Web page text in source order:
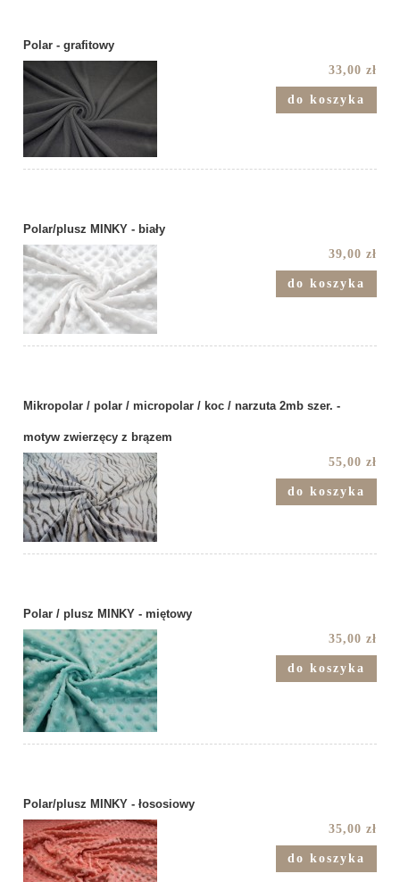
Polar - grafitowy
33,00 zł
do koszyka
Polar/plusz MINKY - biały
39,00 zł
do koszyka
Mikropolar / polar / micropolar / koc / narzuta 2mb szer. -
motyw zwierzęcy z brązem
55,00 zł
do koszyka
Polar / plusz MINKY - miętowy
35,00 zł
do koszyka
Polar/plusz MINKY - łososiowy
35,00 zł
do koszyka